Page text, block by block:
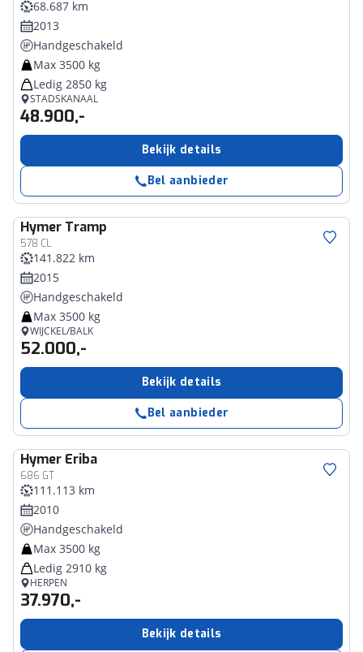
68.687 km
2013
Handgeschakeld
Max 3500 kg
Ledig 2850 kg
STADSKANAAL
48.900,-
Bekijk details
Bel aanbieder
Hymer Tramp
578 CL
141.822 km
2015
Handgeschakeld
Max 3500 kg
WIJCKEL/BALK
52.000,-
Bekijk details
Bel aanbieder
Hymer Eriba
686 GT
111.113 km
2010
Handgeschakeld
Max 3500 kg
Ledig 2910 kg
HERPEN
37.970,-
Bekijk details